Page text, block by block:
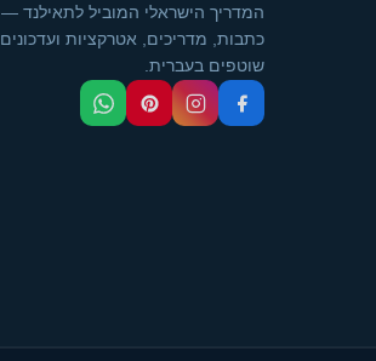
המדריך הישראלי המוביל לתאילנד —
כתבות, מדריכים, אטרקציות ועדכונים
שוטפים בעברית.